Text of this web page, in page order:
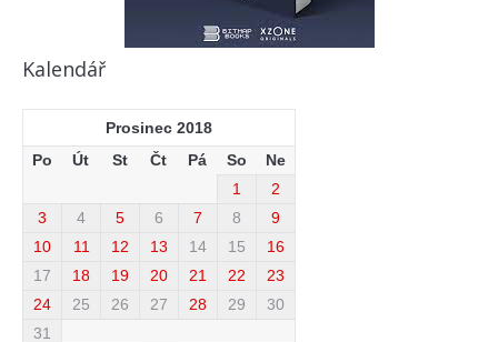
Kalendář
Prosinec 2018
Po
Út St Čt Pá So Ne
1
2
3
4 5 6 7 8
9
10
11 12 13 14 15
16
17
18 19 20 21 22
23
24
25 26 27 28 29
30
31